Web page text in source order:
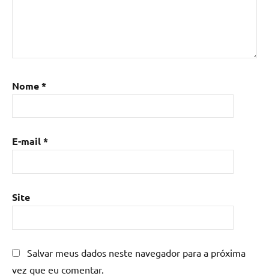
de
com
madeira
mesa
epoxi
mesa
de
Nome*
E-mail*
Site
Salvar meus dados neste navegador para a próxima
vez que eu comentar.